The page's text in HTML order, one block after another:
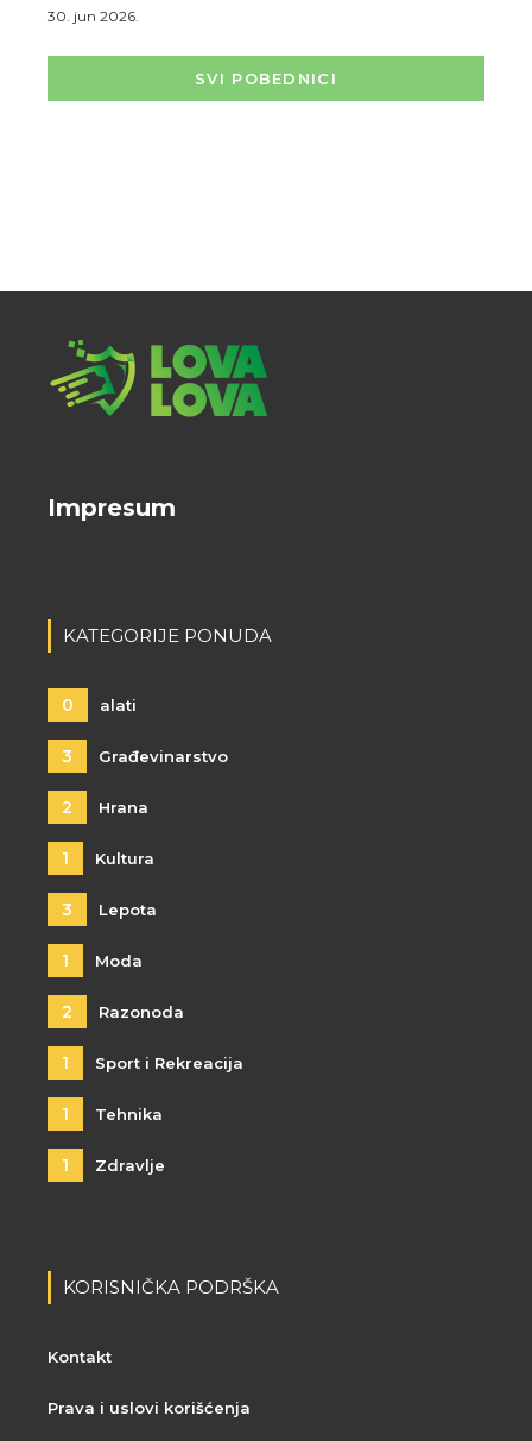
30. jun 2026.
SVI POBEDNICI
Impresum
KATEGORIJE PONUDA
0 alati
3 Građevinarstvo
2 Hrana
1 Kultura
3 Lepota
1 Moda
2 Razonoda
1 Sport i Rekreacija
1 Tehnika
1 Zdravlje
KORISNIČKA PODRŠKA
Kontakt
Prava i uslovi korišćenja